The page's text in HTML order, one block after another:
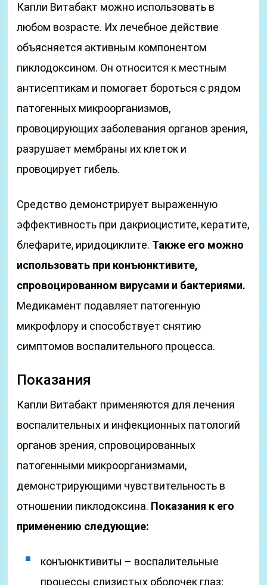
Капли Витабакт можно использовать в
любом возрасте. Их лечебное действие
объясняется активным компонентом
пиклодоксином. Он относится к местным
антисептикам и помогает бороться с рядом
патогенных микроорганизмов,
провоцирующих заболевания органов зрения,
разрушает мембраны их клеток и
провоцирует гибель.
Средство демонстрирует выраженную
эффективность при дакриоцистите, кератите,
блефарите, иридоциклите. Также его можно
использовать при конъюнктивите,
спровоцированном вирусами и бактериями.
Медикамент подавляет патогенную
микрофлору и способствует снятию
симптомов воспалительного процесса.
Показания
Капли Витабакт применяются для лечения
воспалительных и инфекционных патологий
органов зрения, спровоцированных
патогенными микроорганизмами,
демонстрирующими чувствительность в
отношении пиклодоксина. Показания к его
применению следующие:
конъюнктивиты – воспалительные
процессы слизистых оболочек глаз;